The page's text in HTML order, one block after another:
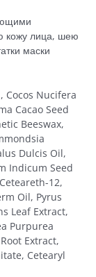
кожу лица, шею
маски
Cocos Nucifera
Cacao Seed
Beeswax,
Dulcis Oil,
Indicum Seed
12,
Oil, Pyrus
Leaf Extract,
Purpurea
Extract,
Cetearyl